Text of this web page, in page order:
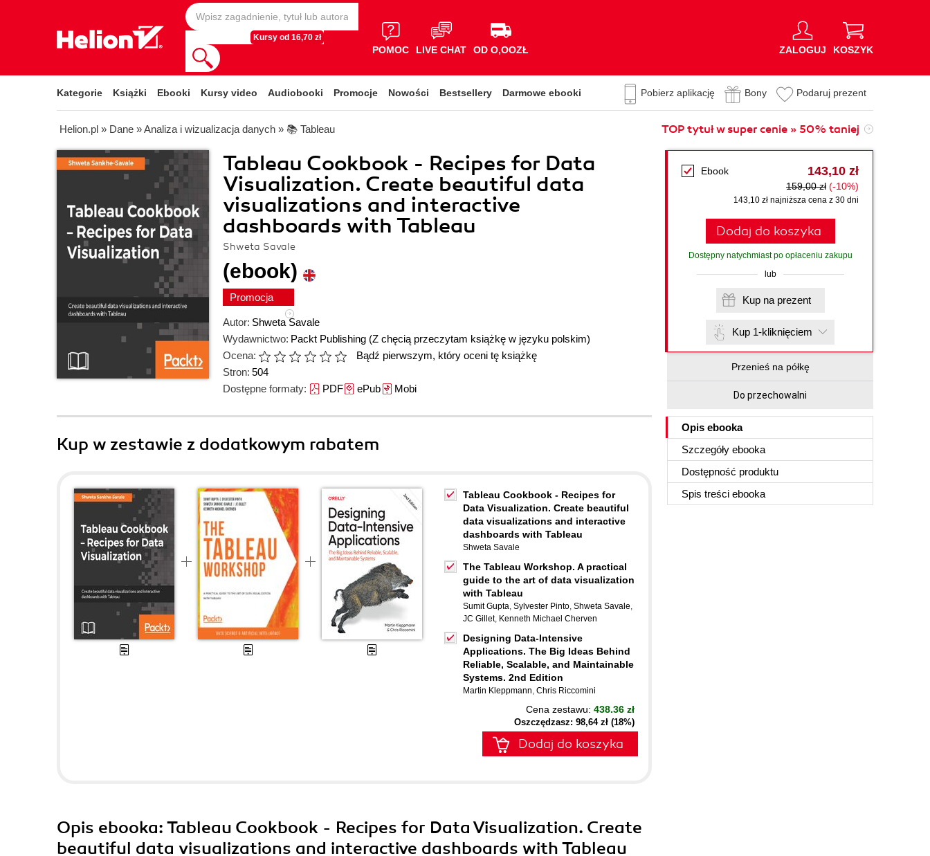
Kursy od 16,70 zł
POMOC LIVE CHAT OD O,OOZŁ ZALOGUJ KOSZYK
Kategorie Książki Ebooki Kursy video Audiobooki Promocje Nowości Bestsellery Darmowe ebooki Pobierz aplikację Bony Podaruj prezent
Helion.pl » Dane »Analiza i wizualizacja danych » 📚 Tableau TOP tytuł w super cenie » 50% taniej
Tableau Cookbook - Recipes for Data
Visualization. Create beautiful data
visualizations and interactive
dashboards with Tableau
Shweta Savale
(ebook)
Promocja
Autor: Shweta Savale
Wydawnictwo: Packt Publishing (Z chęcią przeczytam książkę w języku polskim)
Ocena:
Bądź pierwszym, który oceni tę książkę
Stron: 504
Dostępne formaty: PDFePubMobi
Ebook 143,10 zł
159,00 zł (-10%)
143,10 zł najniższa cena z 30 dni
Dodaj do koszyka
Dostępny natychmiast po opłaceniu zakupu
lub
Kup na prezent
Kup 1-kliknięciem
Przenieś na półkę
Do przechowalni
Opis ebooka
Szczegóły ebooka
Dostępność produktu
Spis treści ebooka
Kup w zestawie z dodatkowym rabatem
Tableau Cookbook - Recipes for
Data Visualization. Create beautiful
data visualizations and interactive
dashboards with Tableau
Shweta Savale
The Tableau Workshop. A practical
guide to the art of data visualization
with Tableau
Sumit Gupta, Sylvester Pinto, Shweta Savale,
JC Gillet, Kenneth Michael Cherven
Designing Data-Intensive
Applications. The Big Ideas Behind
Reliable, Scalable, and Maintainable
Systems. 2nd Edition
Martin Kleppmann, Chris Riccomini
Cena zestawu: 438.36 zł
Oszczędzasz: 98,64 zł (18%)
Dodaj do koszyka
Opis ebooka: Tableau Cookbook - Recipes for Data Visualization. Create
beautiful data visualizations and interactive dashboards with Tableau